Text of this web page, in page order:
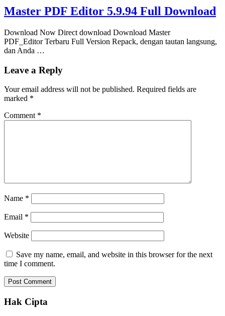
Master PDF Editor 5.9.94 Full Download
Download Now Direct download Download Master
PDF_Editor Terbaru Full Version Repack, dengan tautan langsung,
dan Anda …
Leave a Reply
Your email address will not be published. Required fields are
marked *
Comment *
Name *
Email *
Website
Save my name, email, and website in this browser for the next
time I comment.
Hak Cipta